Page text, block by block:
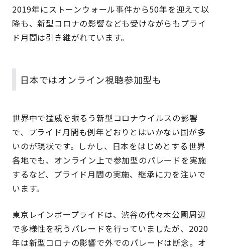
2019年にストーンウォール事件から50年を迎えて以
降も、新型コロナの影響なども受けながらもプライ
ド月間は引き継がれています。
日本ではオンライン視聴参加型も
世界中で猛威を振るう新型コロナウイルスの影響
で、プライド月間も例年どおりとはいかない国が多
いのが現状です。しかし、日本をはじめとする世界
各地でも、オンライン上で参加型のパレードを実施
するなど、プライド月間の実施、継承に力を注いで
います。
東京レインボープライドは、渋谷の代々木公園周辺
で多様性を祝うパレードを行っていましたが、2020
年は新型コロナの影響で外でのパレードは断念。オ